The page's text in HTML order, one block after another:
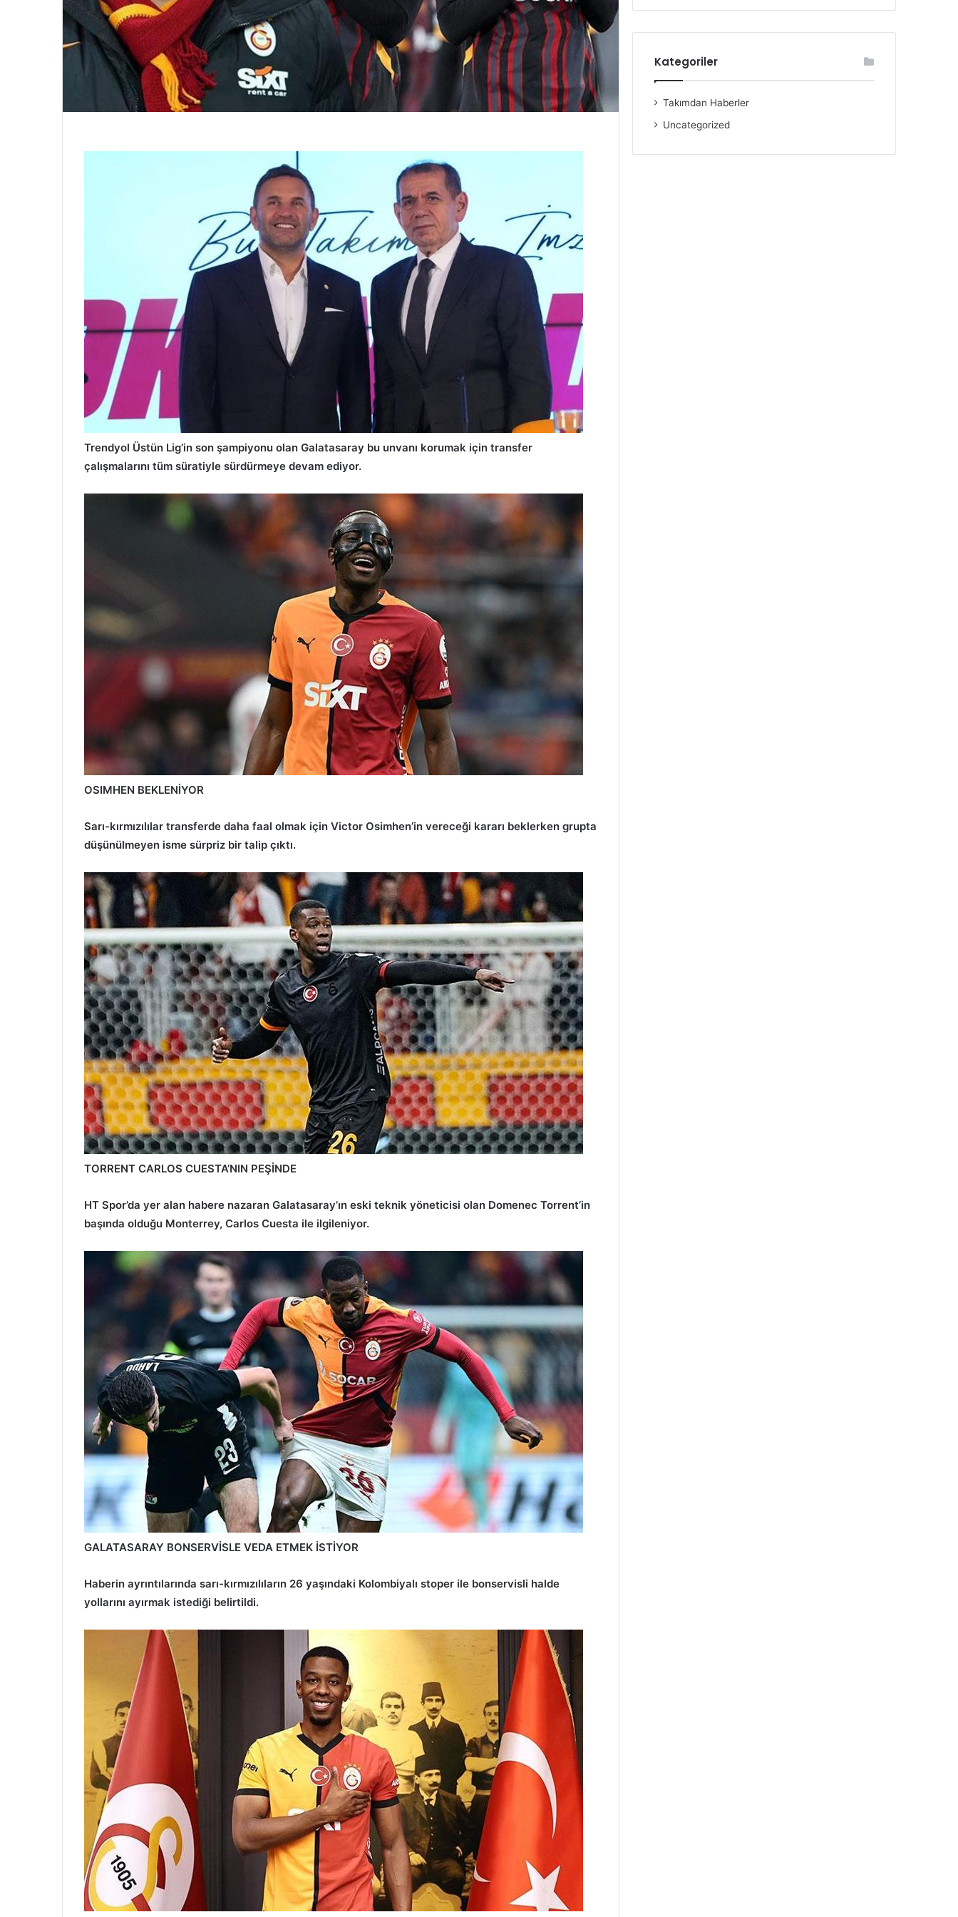
Trendyol Üstün Lig’in son şampiyonu olan Galatasaray bu unvanı korumak için transfer
çalışmalarını tüm süratiyle sürdürmeye devam ediyor.
OSIMHEN BEKLENİYOR
Sarı-kırmızılılar transferde daha faal olmak için Victor Osimhen’in vereceği kararı beklerken grupta
düşünülmeyen isme sürpriz bir talip çıktı.
TORRENT CARLOS CUESTA’NIN PEŞİNDE
HT Spor’da yer alan habere nazaran Galatasaray’ın eski teknik yöneticisi olan Domenec Torrent’in
başında olduğu Monterrey, Carlos Cuesta ile ilgileniyor.
GALATASARAY BONSERVİSLE VEDA ETMEK İSTİYOR
Haberin ayrıntılarında sarı-kırmızılıların 26 yaşındaki Kolombiyalı stoper ile bonservisli halde
yollarını ayırmak istediği belirtildi.
Kategoriler
Takımdan Haberler
Uncategorized